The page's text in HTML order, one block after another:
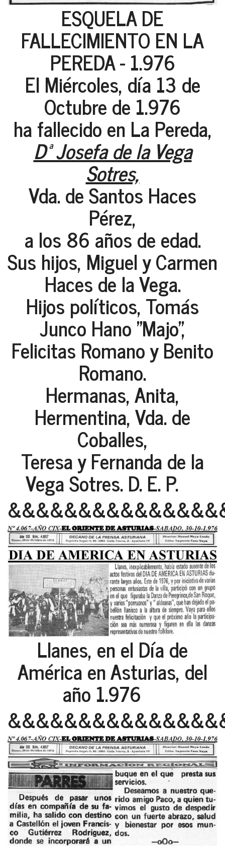
ESQUELA DE
FALLECIMIENTO EN LA
PEREDA - 1.976
El Miércoles, día 13 de
Octubre de 1.976
ha fallecido en La Pereda,
Dª Josefa de la Vega
Sotres,
Vda. de Santos Haces
Pérez,
a los 86 años de edad.
Sus hijos, Miguel y Carmen
Haces de la Vega.
Hijos políticos, Tomás
Junco Hano "Majo",
Felicitas Romano y Benito
Romano.
Hermanas, Anita,
Hermentina, Vda. de
Coballes,
Teresa y Fernanda de la
Vega Sotres. D. E. P.
Llanes, en el Día de
América en Asturias, del
año 1.976